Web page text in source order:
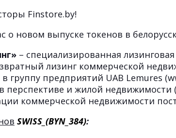
Finstore.by!
новом выпуске токенов в
– специализированная
лизинг коммерческой
группу предприятий UAB Lemures
перспективе и жилой
коммерческой недвижимости
SWISS_(BYN_384):